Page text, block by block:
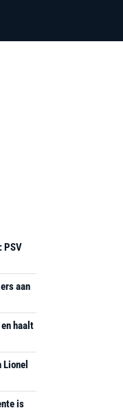
PSV
aan
haalt
is